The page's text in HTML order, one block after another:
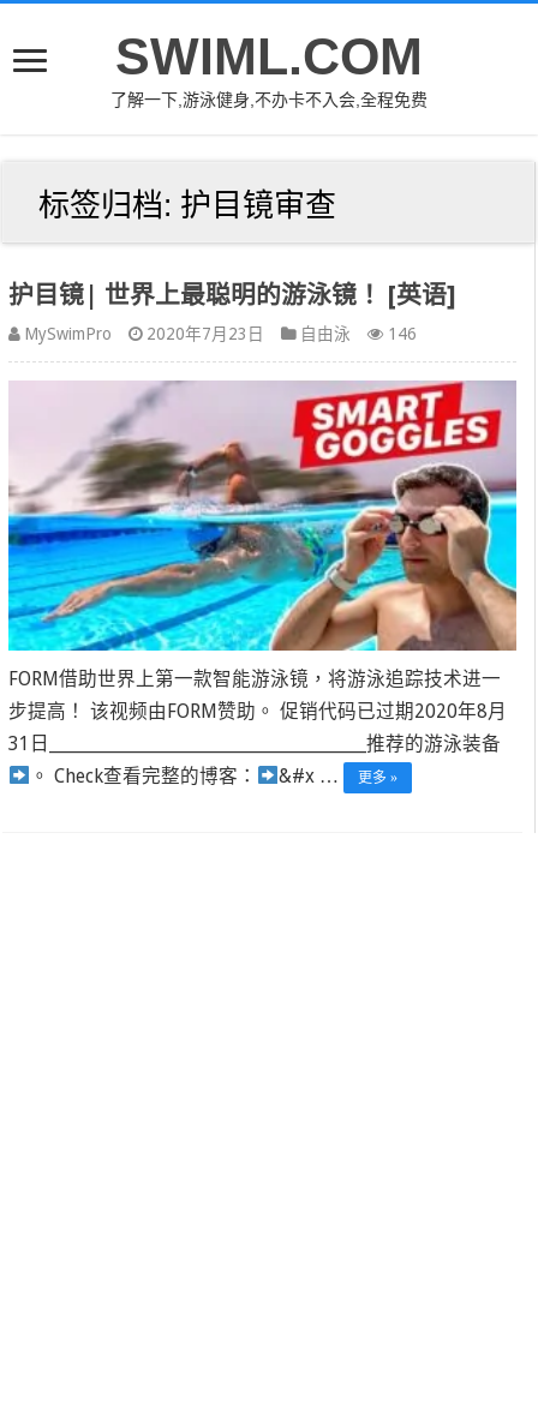
SWIML.COM
了解一下,游泳健身,不办卡不入会,全程免费
标签归档: 护目镜审查
护目镜| 世界上最聪明的游泳镜！ [英语]
MySwimPro 2020年7月23日 自由泳 146
FORM借助世界上第一款智能游泳镜，将游泳追踪技术进一
步提高！ 该视频由FORM赞助。 促销代码已过期2020年8月
31日____________________________________________推荐的游泳装备
。 Check查看完整的博客： &#x … 更多 »